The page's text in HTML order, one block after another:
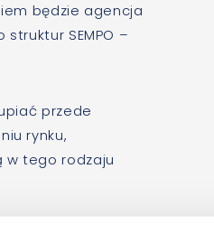
będzie agencja
SEMPO –
przede
rynku,
w tego rodzaju